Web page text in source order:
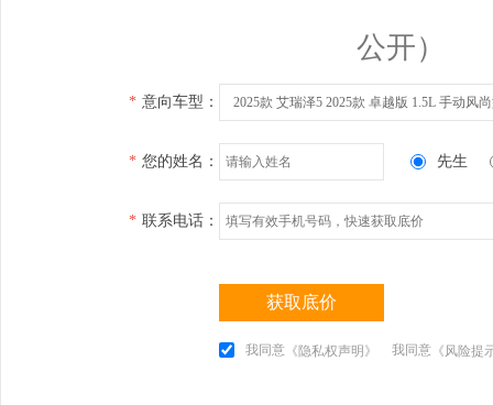
公开）
* 意向车型： 2025款 艾瑞泽5 2025款 卓越版 1.5L 手动风
* 您的姓名： 先生
* 联系电话：
获取底价
我同意 《隐私权声明》 我同意 《风险提